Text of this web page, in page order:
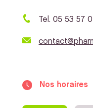
Tel. 05 53 57
Nos horaires